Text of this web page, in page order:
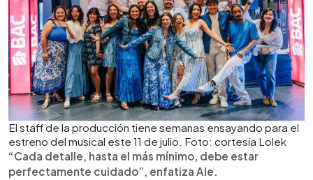
El staff de la producción tiene semanas ensayando para el
estreno del musical este 11 de julio. Foto: cortesía Lolek
“Cada detalle, hasta el más mínimo, debe estar
perfectamente cuidado”, enfatiza Ale.